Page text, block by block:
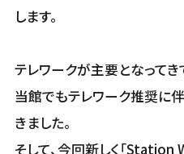
します。
テレワークが主要となってき
当館でもテレワーク推奨に
きました。
そして、今回新しく｢Station